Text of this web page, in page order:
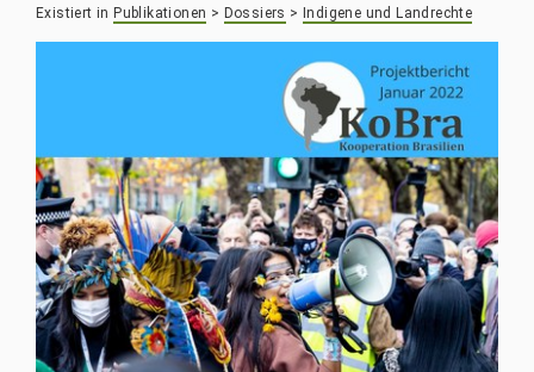
Existiert in Publikationen > Dossiers > Indigene und Landrechte